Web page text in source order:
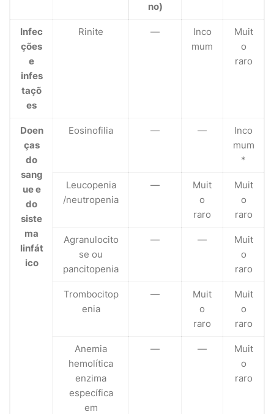
no)
Infec
ções
e
infes
taçõ
es
Rinite —
Inco
mum
Muit
o
raro
Doen
ças
do
sang
ue e
do
siste
ma
linfát
ico
Eosinofilia — —
Inco
mum
*
Leucopenia
/neutropenia
—
Muit
o
raro
Muit
o
raro
Agranulocito
se ou
pancitopenia
— —
Muit
o
raro
Trombocitop
enia
—
Muit
o
raro
Muit
o
raro
Anemia
hemolítica
enzima
específica
em
— —
Muit
o
raro